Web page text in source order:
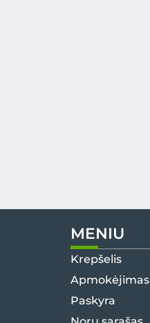
MENIU
Krepšelis
Apmokėjimas
Paskyra